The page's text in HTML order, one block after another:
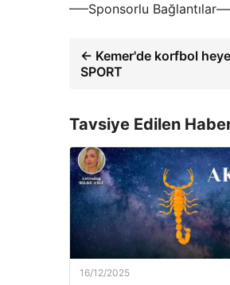
—–Sponsorlu
← Kemer'de korfbol
SPORT
Tavsiye Edilen
16/12/2025